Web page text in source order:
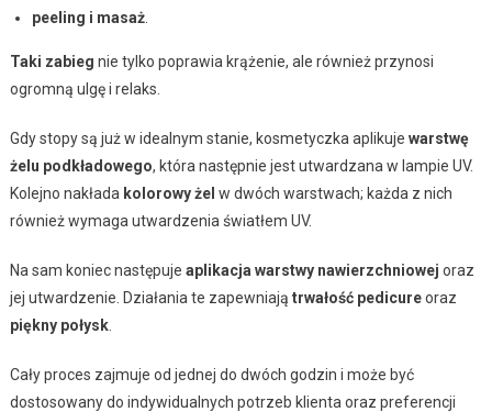
peeling i masaż.
Taki zabieg nie tylko poprawia krążenie, ale również przynosi
ogromną ulgę i relaks.
Gdy stopy są już w idealnym stanie, kosmetyczka aplikuje warstwę
żelu podkładowego, która następnie jest utwardzana w lampie UV.
Kolejno nakłada kolorowy żel w dwóch warstwach; każda z nich
również wymaga utwardzenia światłem UV.
Na sam koniec następuje aplikacja warstwy nawierzchniowej oraz
jej utwardzenie. Działania te zapewniają trwałość pedicureoraz
piękny połysk.
Cały proces zajmuje od jednej do dwóch godzin i może być
dostosowany do indywidualnych potrzeb klienta oraz preferencji